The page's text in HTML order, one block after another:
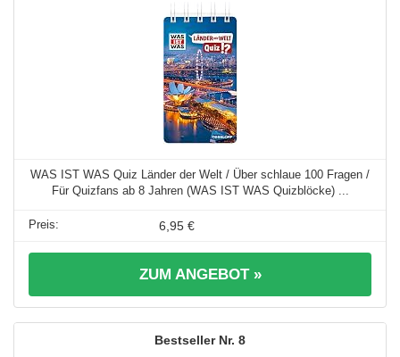
WAS IST WAS Quiz Länder der Welt / Über schlaue 100 Fragen /
Für Quizfans ab 8 Jahren (WAS IST WAS Quizblöcke) ...
6,95 €
ZUM ANGEBOT »
8